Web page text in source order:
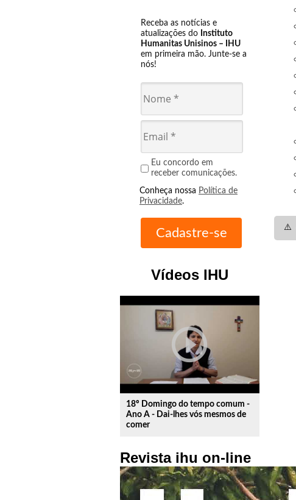
Receba as notícias e
atualizações do Instituto
Humanitas Unisinos – IHU
em primeira mão. Junte-se a
nós!
Eu concordo em
receber comunicações.
Conheça nossa Política de
Privacidade.
Vídeos IHU
play_circle_outline
18º Domingo do tempo comum -
Ano A - Dai-lhes vós mesmos de
comer
Revista ihu on-line
⚠️